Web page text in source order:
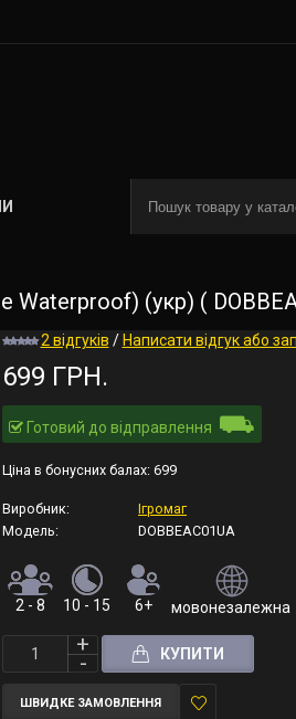
(укр) (
2 відгуків / Написати відгук або
699 ГРН.
Готовий до відправлення ⛟
Ціна в бонусних балах: 699
Виробник:
Ігромаг
Модель:
DOBBEAC01UA
2 - 8 10 - 15 6+ мовонезалежна
КУПИТИ
ШВИДКЕ ЗАМОВЛЕННЯ